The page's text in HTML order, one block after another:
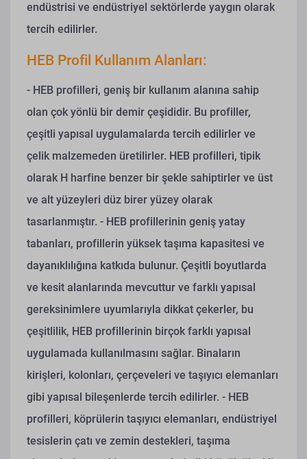
endüstrisi ve endüstriyel sektörlerde yaygın olarak
tercih edilirler.
HEB Profil Kullanım Alanları:
- HEB profilleri, geniş bir kullanım alanına sahip
olan çok yönlü bir demir çeşididir. Bu profiller,
çeşitli yapısal uygulamalarda tercih edilirler ve
çelik malzemeden üretilirler. HEB profilleri, tipik
olarak H harfine benzer bir şekle sahiptirler ve üst
ve alt yüzeyleri düz birer yüzey olarak
tasarlanmıştır. - HEB profillerinin geniş yatay
tabanları, profillerin yüksek taşıma kapasitesi ve
dayanıklılığına katkıda bulunur. Çeşitli boyutlarda
ve kesit alanlarında mevcuttur ve farklı yapısal
gereksinimlere uyumlarıyla dikkat çekerler, bu
çeşitlilik, HEB profillerinin birçok farklı yapısal
uygulamada kullanılmasını sağlar. Binaların
kirişleri, kolonları, çerçeveleri ve taşıyıcı elemanları
gibi yapısal bileşenlerde tercih edilirler. - HEB
profilleri, köprülerin taşıyıcı elemanları, endüstriyel
tesislerin çatı ve zemin destekleri, taşıma